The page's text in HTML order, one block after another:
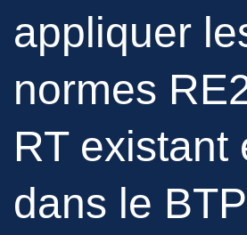
appliquer
normes
RT existant
dans le BTP